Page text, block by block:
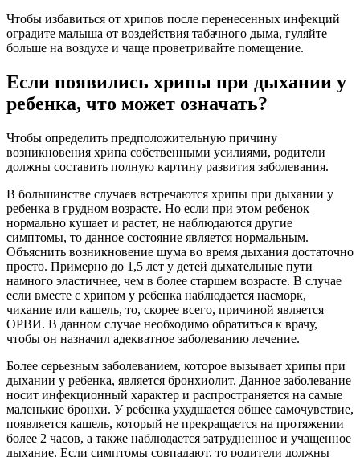
Чтобы избавиться от хрипов после перенесенных инфекций
оградите малыша от воздействия табачного дыма, гуляйте
больше на воздухе и чаще проветривайте помещение.
Если появились хрипы при дыхании у
ребенка, что может означать?
Чтобы определить предположительную причину
возникновения хрипа собственными усилиями, родители
должны составить полную картину развития заболевания.
В большинстве случаев встречаются хрипы при дыхании у
ребенка в грудном возрасте. Но если при этом ребенок
нормально кушает и растет, не наблюдаются другие
симптомы, то данное состояние является нормальным.
Объяснить возникновение шума во время дыхания достаточно
просто. Примерно до 1,5 лет у детей дыхательные пути
намного эластичнее, чем в более старшем возрасте. В случае
если вместе с хрипом у ребенка наблюдается насморк,
чихание или кашель, то, скорее всего, причиной является
ОРВИ. В данном случае необходимо обратиться к врачу,
чтобы он назначил адекватное заболеванию лечение.
Более серьезным заболеванием, которое вызывает хрипы при
дыхании у ребенка, является бронхиолит. Данное заболевание
носит инфекционный характер и распространяется на самые
маленькие бронхи. У ребенка ухудшается общее самочувствие,
появляется кашель, который не прекращается на протяжении
более 2 часов, а также наблюдается затрудненное и учащенное
дыхание. Если симптомы совпадают, то родители должны